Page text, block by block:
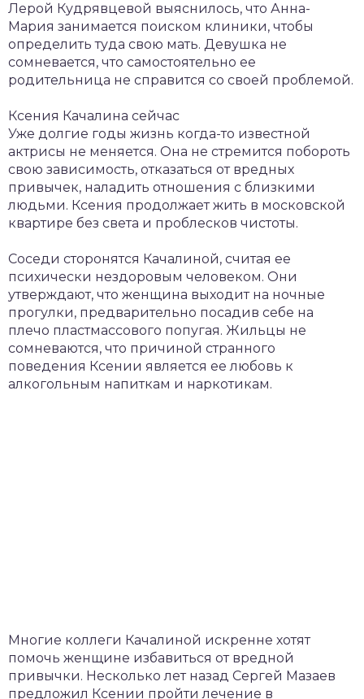
Лерой Кудрявцевой выяснилось, что Анна-
Мария занимается поиском клиники, чтобы
определить туда свою мать. Девушка не
сомневается, что самостоятельно ее
родительница не справится со своей проблемой.
Ксения Качалина сейчас
Уже долгие годы жизнь когда-то известной
актрисы не меняется. Она не стремится побороть
свою зависимость, отказаться от вредных
привычек, наладить отношения с близкими
людьми. Ксения продолжает жить в московской
квартире без света и проблесков чистоты.
Соседи сторонятся Качалиной, считая ее
психически нездоровым человеком. Они
утверждают, что женщина выходит на ночные
прогулки, предварительно посадив себе на
плечо пластмассового попугая. Жильцы не
сомневаются, что причиной странного
поведения Ксении является ее любовь к
алкогольным напиткам и наркотикам.
Многие коллеги Качалиной искренне хотят
помочь женщине избавиться от вредной
привычки. Несколько лет назад Сергей Мазаев
предложил Ксении пройти лечение в